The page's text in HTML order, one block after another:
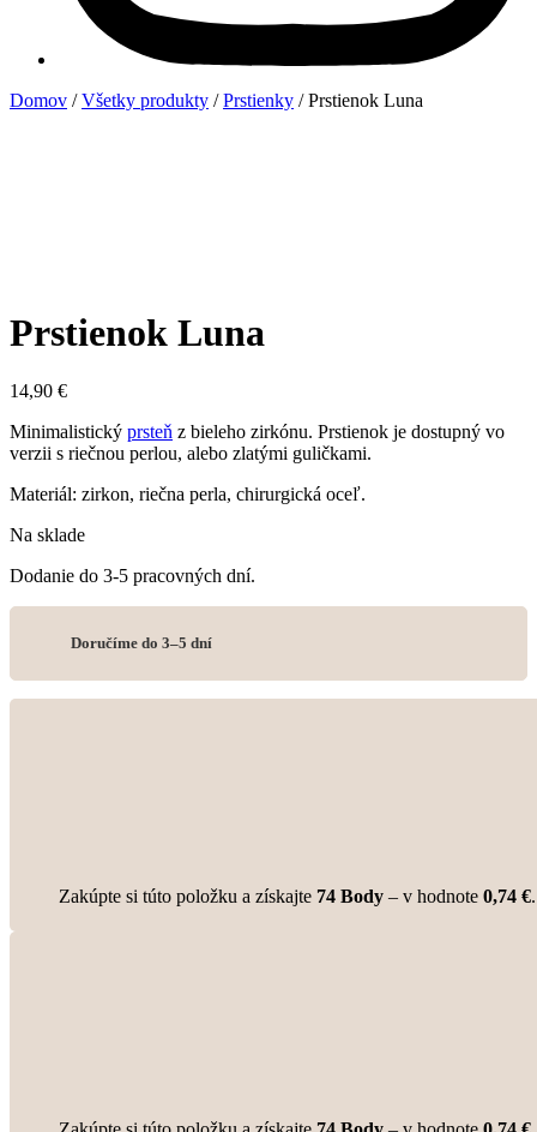
Domov /Všetky produkty /Prstienky / Prstienok Luna
Prstienok Luna
14,90 €
Minimalistický prsteň z bieleho zirkónu. Prstienok je dostupný vo
verzii s riečnou perlou, alebo zlatými guličkami.
Materiál: zirkon, riečna perla, chirurgická oceľ.
Na sklade
Dodanie do 3-5 pracovných dní.
Doručíme do 3–5 dní
Zakúpte si túto položku a získajte 74 Body – v hodnote 0,74 €.